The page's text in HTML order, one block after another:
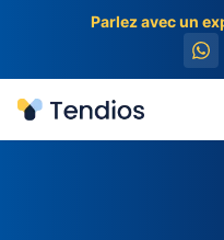
Parlez avec un
Tendios